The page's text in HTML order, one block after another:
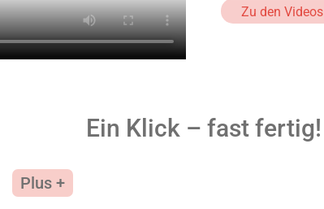
Zu den Videos
Ein Klick – fast fertig!